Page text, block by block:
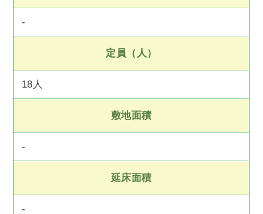
-
定員（人）
18人
敷地面積
-
延床面積
-